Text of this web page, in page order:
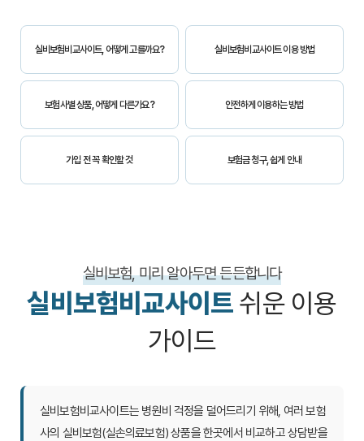
실비보험비교사이트, 어떻게 고를까요? 실비보험비교사이트 이용 방법
보험사별 상품, 어떻게 다른가요? 안전하게 이용하는 방법
가입 전 꼭 확인할 것 보험금 청구, 쉽게 안내
실비보험, 미리 알아두면 든든합니다
실비보험비교사이트 쉬운 이용
가이드
실비보험비교사이트는 병원비 걱정을 덜어드리기 위해, 여러 보험
사의 실비보험(실손의료보험) 상품을 한곳에서 비교하고 상담받을